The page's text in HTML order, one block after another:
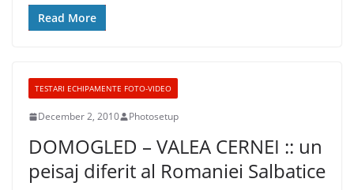
Read More
TESTARI ECHIPAMENTE FOTO-VIDEO
December 2, 2010 Photosetup
DOMOGLED – VALEA CERNEI :: un
peisaj diferit al Romaniei Salbatice